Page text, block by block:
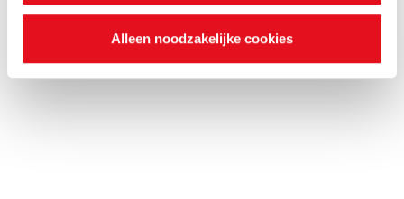
Alleen noodzakelijke cookies